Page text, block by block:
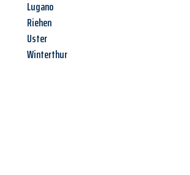
Lugano
Riehen
Uster
Winterthur